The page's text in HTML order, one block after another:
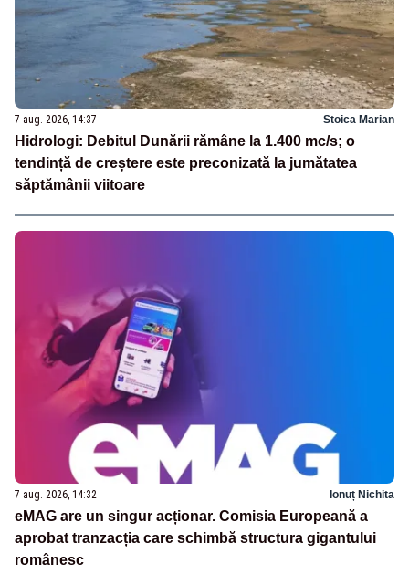
7 aug. 2026, 14:37 Stoica Marian
Hidrologi: Debitul Dunării rămâne la 1.400 mc/s; o
tendință de creștere este preconizată la jumătatea
săptămânii viitoare
7 aug. 2026, 14:32 Ionuț Nichita
eMAG are un singur acționar. Comisia Europeană a
aprobat tranzacția care schimbă structura gigantului
românesc